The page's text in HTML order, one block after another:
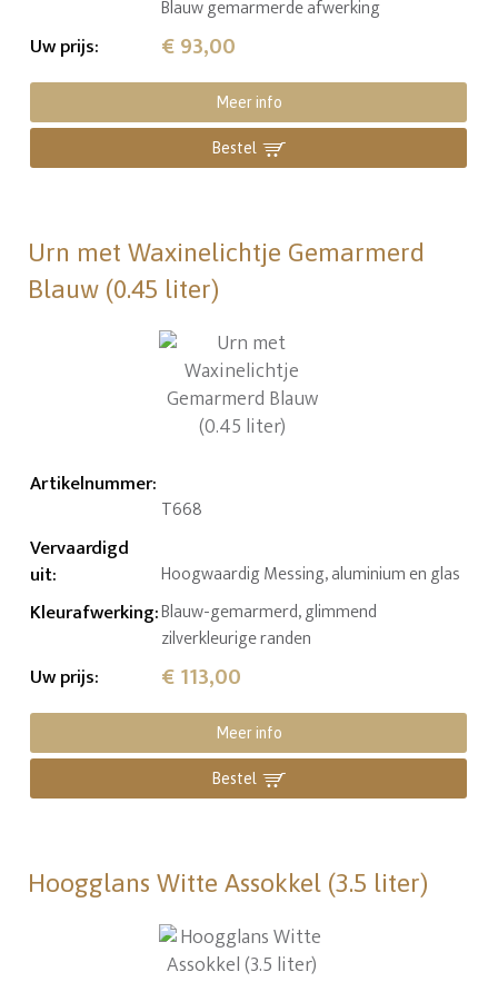
Blauw gemarmerde afwerking
Uw prijs: € 93,00
Meer info
Bestel
Urn met Waxinelichtje Gemarmerd
Blauw (0.45 liter)
Artikelnummer:
T668
Vervaardigd
uit: Hoogwaardig Messing, aluminium en glas
Kleurafwerking:Blauw-gemarmerd, glimmend
zilverkleurige randen
Uw prijs: € 113,00
Meer info
Bestel
Hoogglans Witte Assokkel (3.5 liter)